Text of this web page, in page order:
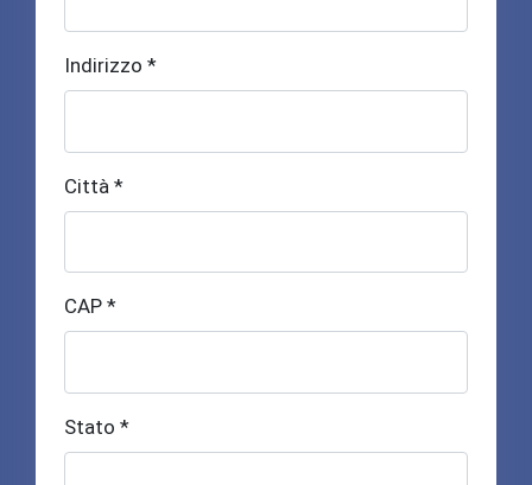
Indirizzo *
Città *
CAP *
Stato *